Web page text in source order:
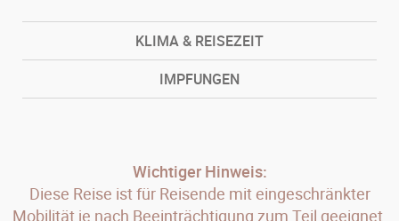
KLIMA & REISEZEIT
IMPFUNGEN
Wichtiger Hinweis:
Diese Reise ist für Reisende mit eingeschränkter
Mobilität je nach Beeinträchtigung zum Teil geeignet.